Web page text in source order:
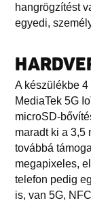
hangrögzítést
egyedi,
A készülékbe
MediaTek 5G
microSD-
maradt ki a 3,5
továbbá
megapixeles,
telefon pedig
is, van 5G,